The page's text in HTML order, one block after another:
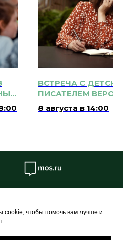
ВСТРЕЧА С
ПИСАТЕЛЕМ
МЕДВЕДЕВОЙ 0+
8 августа в 14:00
cookie, чтобы помочь вам лучше и